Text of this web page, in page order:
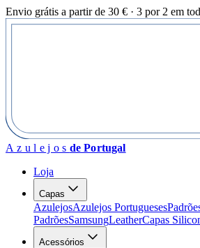
Envio grátis a partir de 30 € · 3 por 2 em
Azulejos de Portugal
Loja
Capas
AzulejosAzulejos Portugueses
PadrõesSamsungLeatherCapas
Acessórios